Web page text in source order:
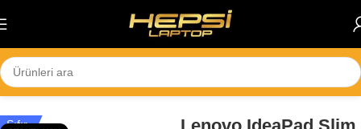
Skip to navigation
Ana Sayfa/Notebook
Sıfır